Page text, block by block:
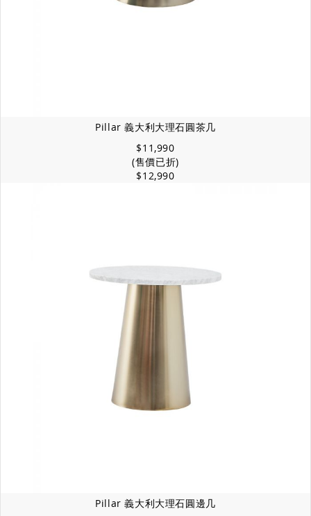
Pillar 義大利大理石圓茶几
$11,990
(售價已折)
$12,990
Pillar 義大利大理石圓邊几